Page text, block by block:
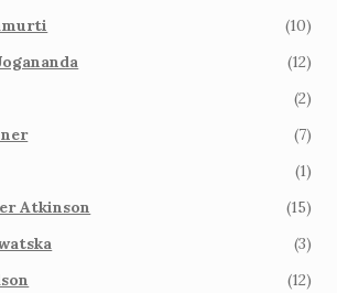
(10)
(12)
(2)
(7)
(1)
Atkinson
(15)
(3)
(12)